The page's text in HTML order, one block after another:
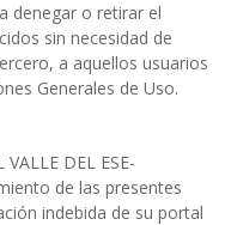
denegar o retirar el
sin necesidad de
a aquellos usuarios
Generales de Uso.
VALLE DEL ESE-
de las presentes
indebida de su portal